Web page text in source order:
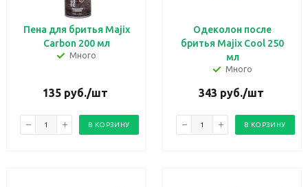
Пена для бритья Majix
Carbon 200 мл
Много
135руб./шт
В КОРЗИНУ
Одеколон после
бритья Majix Cool 250
мл
Много
343 руб./шт
В КОРЗИНУ